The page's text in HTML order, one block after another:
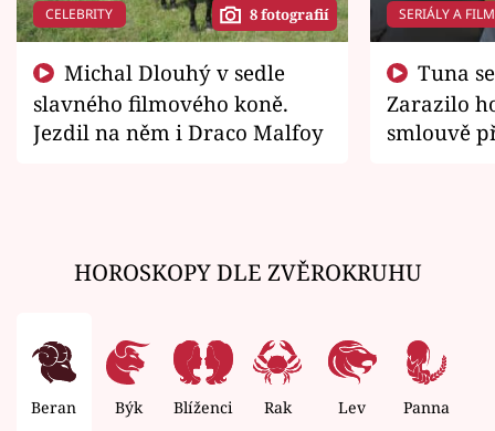
CELEBRITY 8 fotografií
slavného filmového koně.
Jezdil na něm i Draco Malfoy
SERIÁLY A
Zarazilo
smlouvě
HOROSKOPY DLE ZVĚROKRUHU
Beran Býk Blíženci Rak Lev Panna